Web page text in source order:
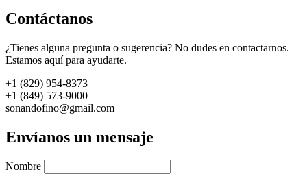
Contáctanos
¿Tienes alguna pregunta o sugerencia? No dudes en contactarnos.
Estamos aquí para ayudarte.
+1 (829) 954-8373
+1 (849) 573-9000
sonandofino@gmail.com
Envíanos un mensaje
Nombre